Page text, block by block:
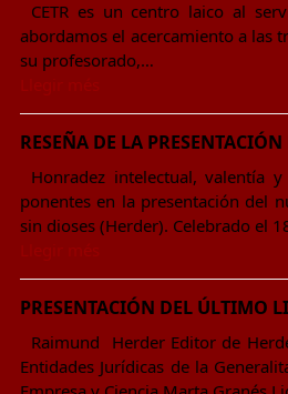
CETR es un centro laico al
abordamos el acercamiento a las
su profesorado,…
RESEÑA DE LA
Honradez intelectual, valentía
ponentes en la presentación del
sin dioses (Herder). Celebrado el
PRESENTACIÓN DEL ÚLTIMO
Raimund Herder Editor de
Entidades Jurídicas de la